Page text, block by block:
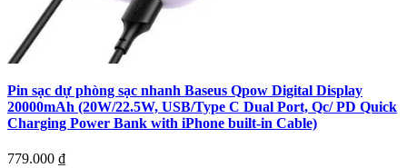
Pin sạc dự phòng sạc nhanh Baseus Qpow Digital Display
20000mAh (20W/22.5W, USB/Type C Dual Port, Qc/ PD Quick
Charging Power Bank with iPhone built-in Cable)
779.000 ₫